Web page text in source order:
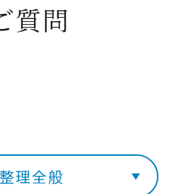
質問
理全般